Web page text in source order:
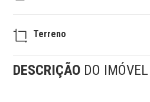
Terreno
DESCRIÇÃO DO IMÓVEL